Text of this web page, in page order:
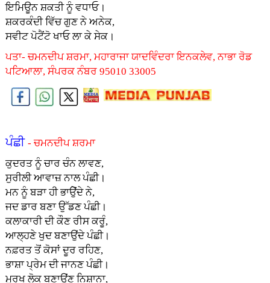
ਇਮਿਊਨ ਸ਼ਕਤੀ ਨੂੰ ਵਧਾਓ।
ਸ਼ਕਰਕੰਦੀ ਵਿੱਚ ਗੁਣ ਨੇ ਅਨੇਕ,
ਸਵੀਟ ਪੋਟੈਂਟੋ ਖਾਓ ਲਾ ਕੇ ਸੇਕ।
ਪਤਾ- ਚਮਨਦੀਪ ਸ਼ਰਮਾ, ਮਹਾਰਾਜਾ ਯਾਦਵਿੰਦਰਾ ਇਨਕਲੇਵ, ਨਾਭਾ ਰੋਡ
ਪਟਿਆਲਾ, ਸੰਪਰਕ ਨੰਬਰ 95010 33005
ਪੰਛੀ - ਚਮਨਦੀਪ ਸ਼ਰਮਾ
ਕੁਦਰਤ ਨੂੰ ਚਾਰ ਚੰਨ ਲਾਵਣ,
ਸੁਰੀਲੀ ਆਵਾਜ਼ ਨਾਲ ਪੰਛੀ।
ਮਨ ਨੂੰ ਬੜਾ ਹੀ ਭਾਉੇਂਦੇ ਨੇ,
ਜਦ ਡਾਰ ਬਣਾ ਉੱਡਣ ਪੰਛੀ।
ਕਲਾਕਾਰੀ ਦੀ ਕੌਣ ਰੀਸ ਕਰੂੰ,
ਆਲ੍ਹਣੇ ਖੁਦ ਬਣਾਉਂਦੇ ਪੰਛੀ।
ਨਫ਼ਰਤ ਤੋਂ ਕੋਸਾਂ ਦੂਰ ਰਹਿਣ,
ਭਾਸ਼ਾ ਪ੍ਰੇਮ ਦੀ ਜਾਨਣ ਪੰਛੀ।
ਮੂਰਖ ਲੋਕ ਬਣਾਉਂਣ ਨਿਸ਼ਾਨਾ,